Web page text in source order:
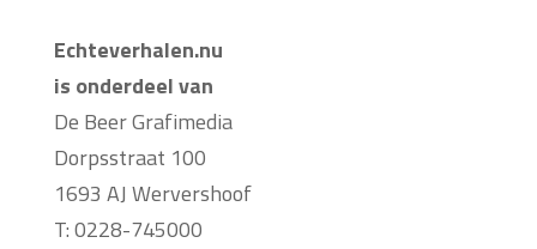
Echteverhalen.nu
is onderdeel van
De Beer Grafimedia
Dorpsstraat 100
1693 AJ Wervershoof
T: 0228-745000